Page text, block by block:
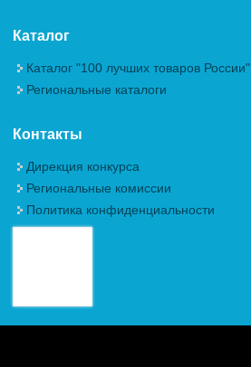
Каталог
Каталог "100 лучших товаров России"
Региональные каталоги
Контакты
Дирекция конкурса
Региональные комиссии
Политика конфиденциальности